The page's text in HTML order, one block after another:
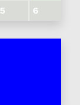
5 6